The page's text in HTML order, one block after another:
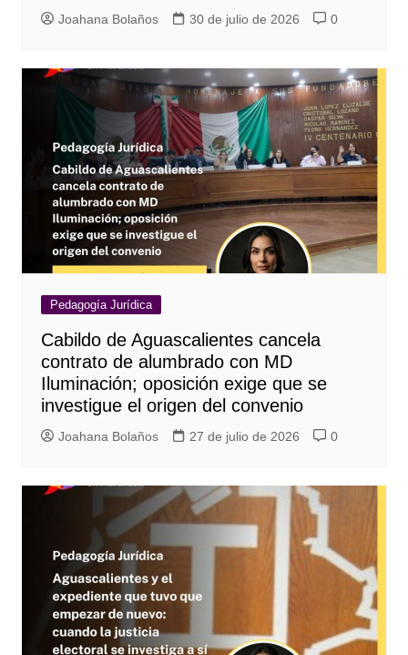
Joahana Bolaños 30 de julio de 2026 0
Pedagogía Jurídica
Cabildo de Aguascalientes cancela
contrato de alumbrado con MD
Iluminación; oposición exige que se
investigue el origen del convenio
Joahana Bolaños 27 de julio de 2026 0